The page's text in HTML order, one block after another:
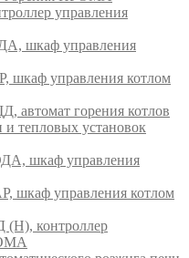
управления
шкаф управления
управления котлом
горения котлов
тепловых установок
шкаф управления
управления котлом
контроллер